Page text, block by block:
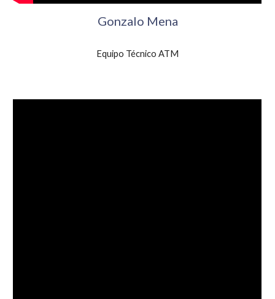
Gonzalo Mena
Equipo Técnico ATM